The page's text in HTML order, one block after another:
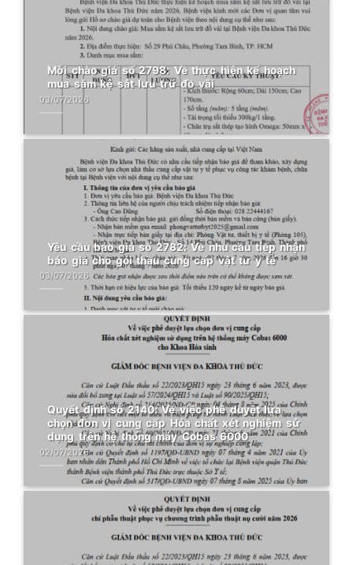
Mời chào giá số 2798: Về thực hiện kế hoạch
mua sắm kệ sắt lưu trữ đồ vãi
03/07/2026
Yêu cầu báo giá số 2782: Về nhu cầu tiếp nhận
báo giá cho gói thầu cung cấp vật tư y tế
03/07/2026
Quyết định số 2140: Về việc phê duyệt lựa
chọn đơn vị cung cấp Hóa chất xét nghiệm sử
dụng trên hệ thống máy Cobas 6000
02/07/2026